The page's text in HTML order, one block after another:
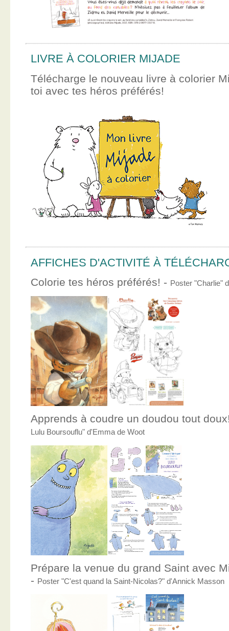
LIVRE À COLORIER MIJADE
Télécharge le nouveau livre à colorier
toi avec tes héros préférés!
AFFICHES D'ACTIVITÉ À
Colorie tes héros préférés! - Poster "Charlie"
Apprends à coudre un doudou tout
Lulu Boursouflu" d'Emma de Woot
Prépare la venue du grand Saint avec
- Poster "C'est quand la Saint-Nicolas?" d'Annick Masson